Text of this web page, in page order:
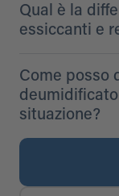
Qual è la
essiccanti e
Come posso
situazione?